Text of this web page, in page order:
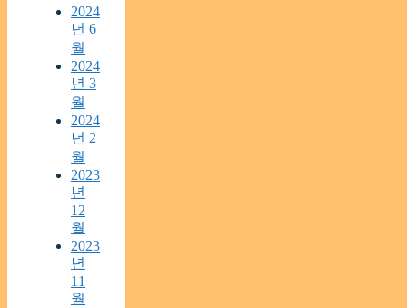
2024
년 6
월
2024
년 3
월
2024
년 2
월
2023
년
12
월
2023
년
11
월